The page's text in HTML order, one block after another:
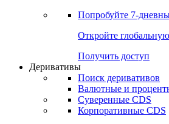
Попробуйте 7-
Откройте
Получить доступ
Деривативы
Поиск деривативов
Валютные и
Суверенные CDS
Корпоративные CDS